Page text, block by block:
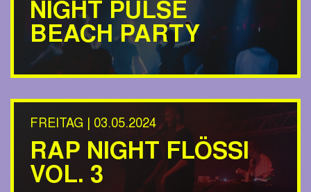
NIGHT PULSE
BEACH PARTY
FREITAG | 03.05.2024
RAP NIGHT FLÖSSI
VOL. 3